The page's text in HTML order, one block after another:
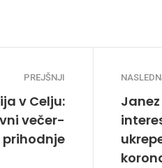
PREJŠNJI
v Celju:
večer-
prihodnje